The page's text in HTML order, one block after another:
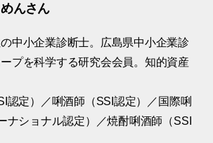
a
n
k
んさん
中小企業診断士。広島県中小企業診
プを科学する研究会会員。知的資産
認定）／唎酒師（SSI認定）／国際唎
ナショナル認定）／焼酎唎酒師（SSI